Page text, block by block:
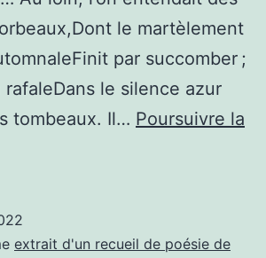
le martèlement
par succomber ;
le silence azur
tombeaux. Il… Poursuivre la
extrait d'un recueil de poésie de